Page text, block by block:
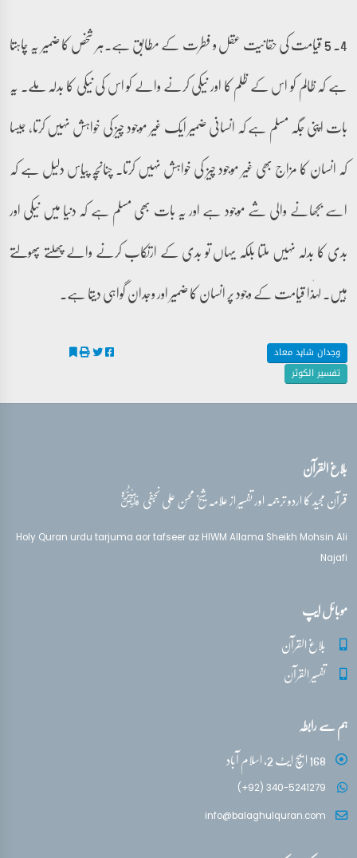
4۔ 5 قیامت کی حقانیت عقل و فطرت کے مطابق ہے۔ہر شخص کا ضمیر یہ چاہتا
ہے کہ ظالم کو اس کے ظلم کا اور نیکی کرنے والے کو اس کی نیکی کا بدلہ ملے۔ یہ
بات اپنی جگہ مسلم ہے کہ انسانی ضمیر ایک غیر موجود چیز کی خواہش نہیں کرتا، جیسا
کہ انسان کا مزاج بھی غیر موجود چیز کی خواہش نہیں کرتا۔ چنانچہ پیاس دلیل ہے کہ
اسے بجھانے والی شے موجود ہے اور یہ بات بھی مسلم ہے کہ دنیا میں نیکی اور
بدی کا بدلہ نہیں ملتا بلکہ یہاں تو بدی کے ارتکاب کرنے والے پھلتے پھولتے
ہیں۔ لہٰذا قیامت کے وجود پر انسان کا ضمیر اور وجدان گواہی دیتا ہے۔
وجدان شاہد معاد
تفسیر الکوثر
بلاغ القرآن
قرآن مجید کا اردو ترجمہ اور تفسیر از علامہ شیخ محسن علی نجفیقدس‌سره
Holy Quran urdu tarjuma aor tafseer az HIWM Allama Sheikh Mohsin Ali
Najafi
موبائل ایپ
بلاغ القرآن
تفسیر القرآن
ہم سے رابطہ
168 ایچ ایٹ 2، اسلام آباد
(+92) 340-5241279
info@balaghulquran.com